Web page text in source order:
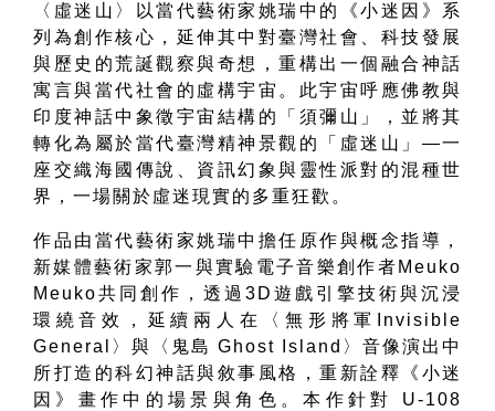
〈虛迷山〉以當代藝術家姚瑞中的《小迷因》系
列為創作核心，延伸其中對臺灣社會、科技發展
與歷史的荒誕觀察與奇想，重構出一個融合神話
寓言與當代社會的虛構宇宙。此宇宙呼應佛教與
印度神話中象徵宇宙結構的「須彌山」，並將其
轉化為屬於當代臺灣精神景觀的「虛迷山」 —一
座交織海國傳說、資訊幻象與靈性派對的混種世
界，一場關於虛迷現實的多重狂歡。
作品由當代藝術家姚瑞中擔任原作與概念指導，
新媒體藝術家郭一與實驗電子音樂創作者 Meuko
Meuko共同創作，透過 3D 遊戲引擎技術與沉浸
環繞音效，延續兩人在〈無形將軍
Invisible
General
〉與〈鬼島 Ghost Island 〉音像演出中
所打造的科幻神話與敘事風格，重新詮釋《小迷
因》畫作中的場景與角色。本作針對
U-108